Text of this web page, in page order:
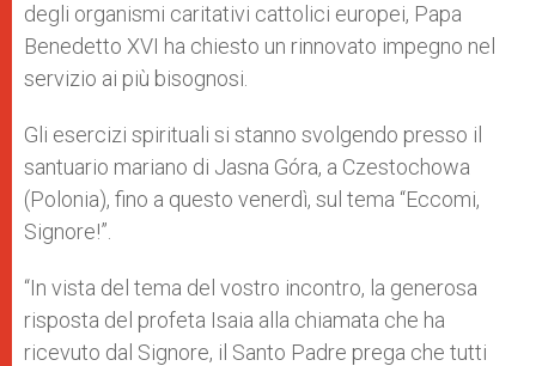
degli organismi caritativi cattolici europei, Papa
Benedetto XVI ha chiesto un rinnovato impegno nel
servizio ai più bisognosi.
Gli esercizi spirituali si stanno svolgendo presso il
santuario mariano di Jasna Góra, a Czestochowa
(Polonia), fino a questo venerdì, sul tema “Eccomi,
Signore!”.
“In vista del tema del vostro incontro, la generosa
risposta del profeta Isaia alla chiamata che ha
ricevuto dal Signore, il Santo Padre prega che tutti